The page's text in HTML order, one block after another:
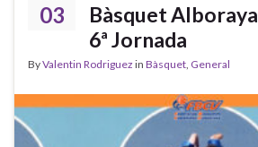
03
Bàsquet Alboraya
6ª Jornada
ByValentin Rodriguez in Bàsquet General